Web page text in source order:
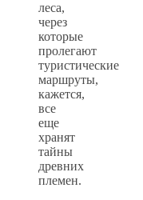
леса,
через
которые
пролегают
туристические
маршруты,
кажется,
все
еще
хранят
тайны
древних
племен.